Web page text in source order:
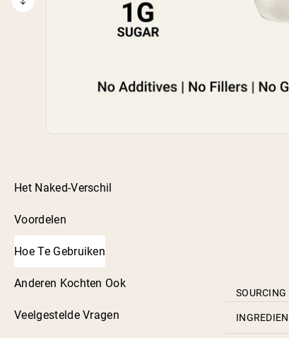
Het Naked-Verschil
Voordelen
Hoe Te Gebruiken
Anderen Kochten Ook
Veelgestelde Vragen
SOURCING